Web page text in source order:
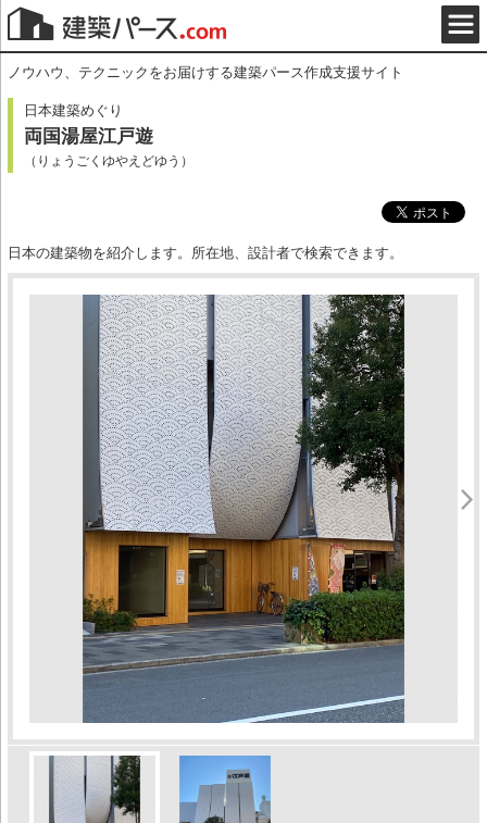
ノウハウ、テクニックをお届けする建築パース作成支援サイト
日本建築めぐり
両国湯屋江戸遊
（りょうごくゆやえどゆう）
日本の建築物を紹介します。所在地、設計者で検索できます。